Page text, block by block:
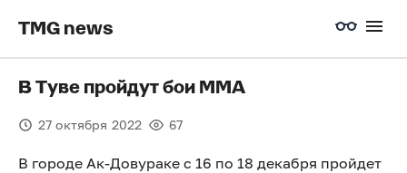
TMG news
В Туве пройдут бои ММА
27 октября 2022 67
В городе Ак-Довураке с 16 по 18 декабря пройдет